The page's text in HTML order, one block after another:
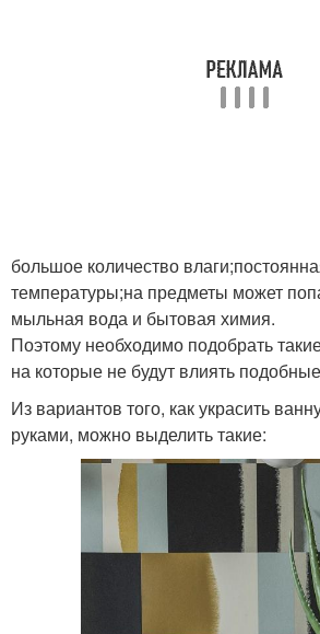
большое количество
температуры;на предметы может
мыльная вода и бытовая химия.
Поэтому необходимо подобрать
на которые не будут влиять
Из вариантов того, как украсить
руками, можно выделить такие: